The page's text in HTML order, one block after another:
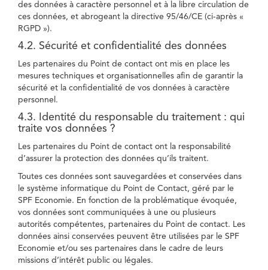
des données à caractère personnel et à la libre circulation de
ces données, et abrogeant la directive 95/46/CE (ci-après «
RGPD »).
4.2. Sécurité et confidentialité des données
Les partenaires du Point de contact ont mis en place les
mesures techniques et organisationnelles afin de garantir la
sécurité et la confidentialité de vos données à caractère
personnel.
4.3. Identité du responsable du traitement : qui
traite vos données ?
Les partenaires du Point de contact ont la responsabilité
d’assurer la protection des données qu’ils traitent.
Toutes ces données sont sauvegardées et conservées dans
le système informatique du Point de Contact, géré par le
SPF Economie. En fonction de la problématique évoquée,
vos données sont communiquées à une ou plusieurs
autorités compétentes, partenaires du Point de contact. Les
données ainsi conservées peuvent être utilisées par le SPF
Economie et/ou ses partenaires dans le cadre de leurs
missions d’intérêt public ou légales.